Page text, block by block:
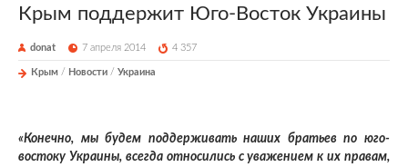
Крым поддержит Юго-Восток Украины
donat 7 апреля 2014 4 357
Крым / Новости / Украина
«Конечно, мы будем поддерживать наших братьев по юго-
востоку Украины, всегда относились с уважением к их правам,